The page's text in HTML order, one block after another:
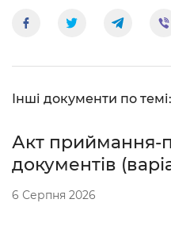
Інші документи по темі:
Акт приймання-
документів
6 Серпня 2026